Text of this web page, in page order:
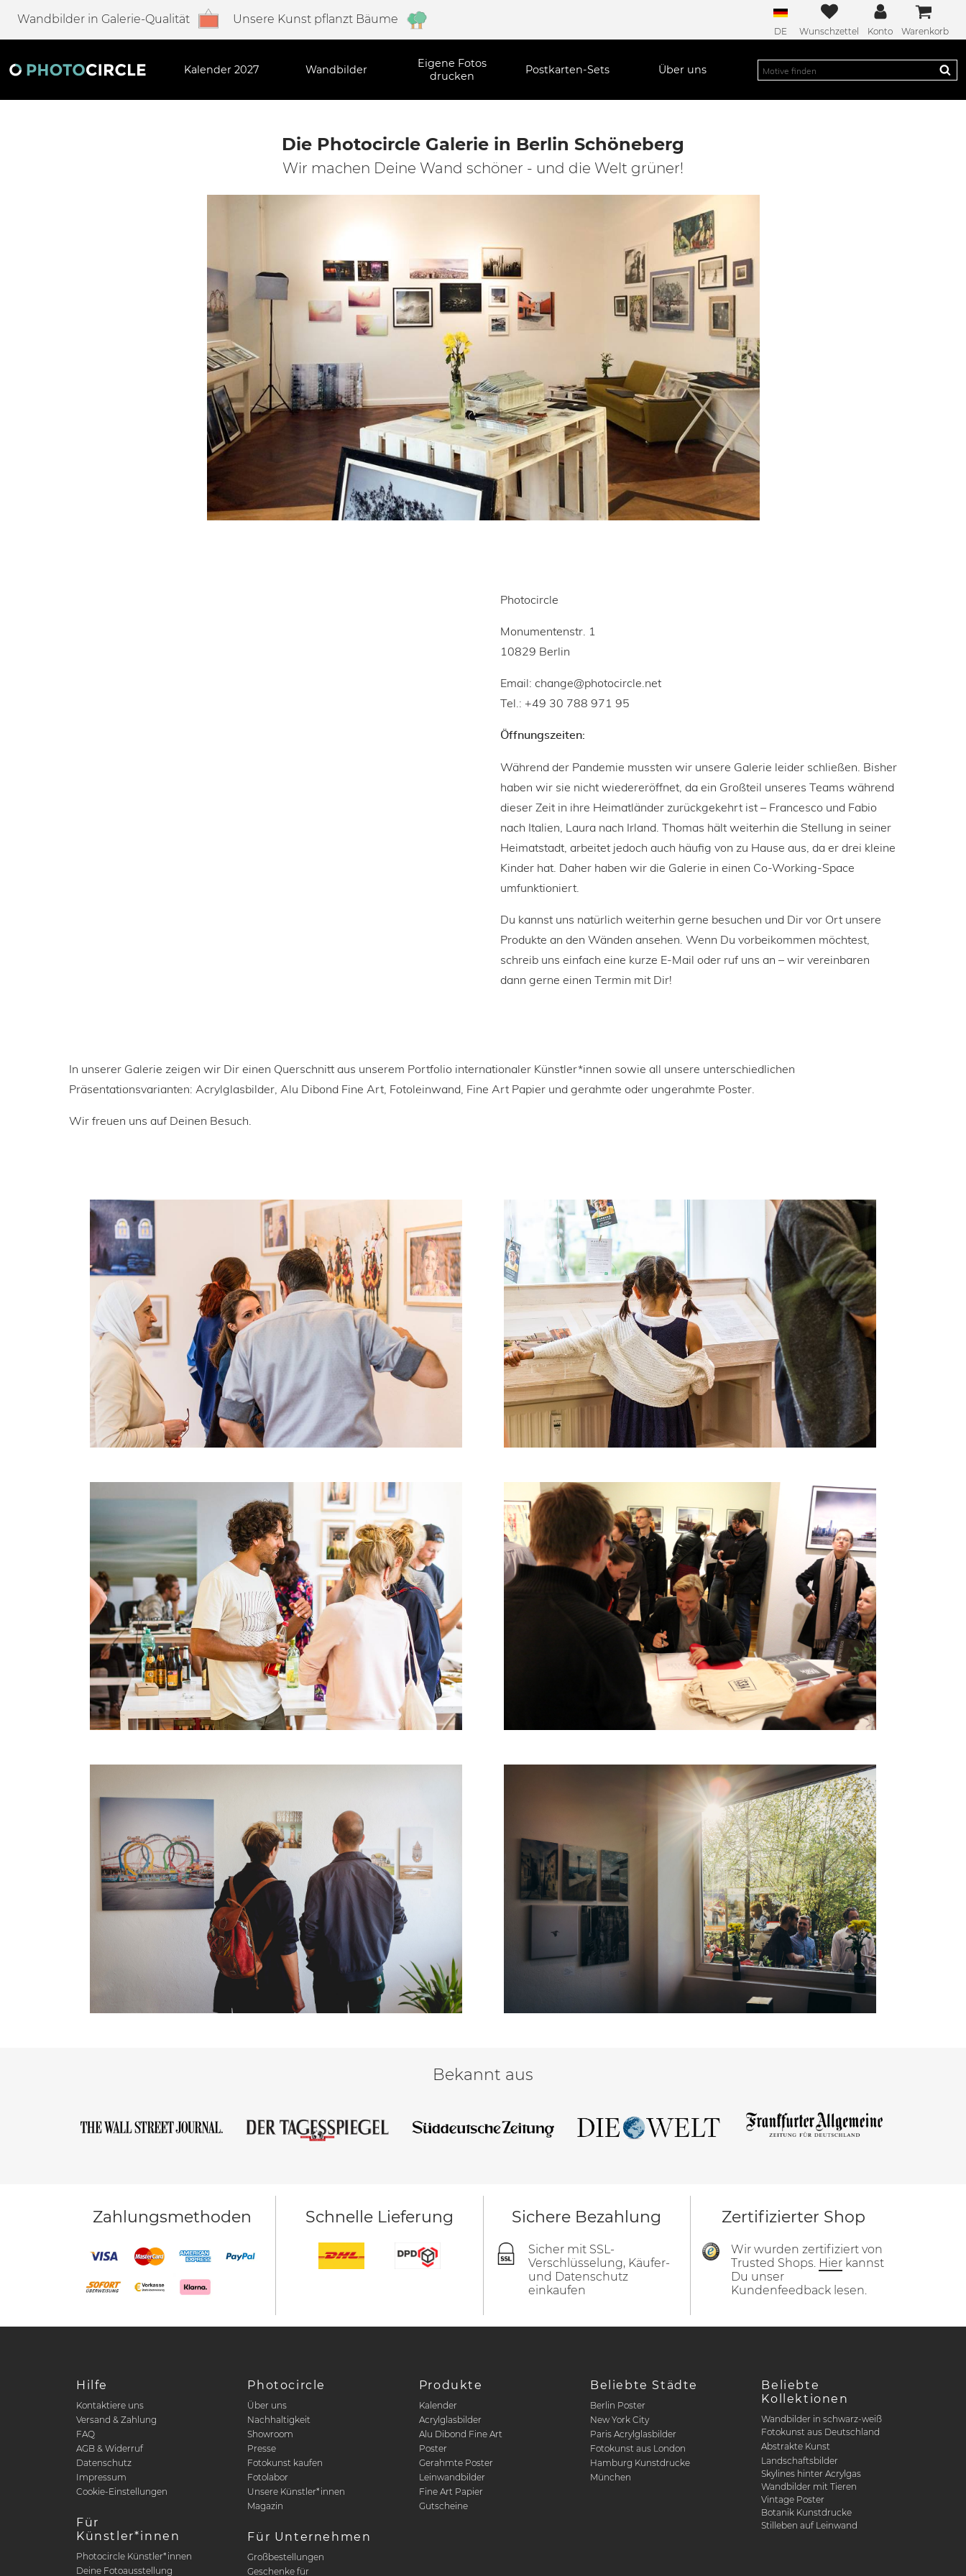
Wandbilder in Galerie-Qualität Unsere Kunst pflanzt Bäume
DE Wunschzettel Konto Warenkorb
Kalender 2027 Wandbilder
Eigene Fotos
drucken
Postkarten-Sets Über uns
Die Photocircle Galerie in Berlin Schöneberg
Wir machen Deine Wand schöner - und die Welt grüner!
Photocircle
Monumentenstr. 1
10829 Berlin
Email: change@photocircle.net
Tel.: +49 30 788 971 95
Öffnungszeiten:
Während der Pandemie mussten wir unsere Galerie leider schließen. Bisher
haben wir sie nicht wiedereröffnet, da ein Großteil unseres Teams während
dieser Zeit in ihre Heimatländer zurückgekehrt ist – Francesco und Fabio
nach Italien, Laura nach Irland. Thomas hält weiterhin die Stellung in seiner
Heimatstadt, arbeitet jedoch auch häufig von zu Hause aus, da er drei kleine
Kinder hat. Daher haben wir die Galerie in einen Co-Working-Space
umfunktioniert.
Du kannst uns natürlich weiterhin gerne besuchen und Dir vor Ort unsere
Produkte an den Wänden ansehen. Wenn Du vorbeikommen möchtest,
schreib uns einfach eine kurze E-Mail oder ruf uns an – wir vereinbaren
dann gerne einen Termin mit Dir!
In unserer Galerie zeigen wir Dir einen Querschnitt aus unserem Portfolio internationaler Künstler*innen sowie all unsere unterschiedlichen
Präsentationsvarianten: Acrylglasbilder, Alu Dibond Fine Art, Fotoleinwand, Fine Art Papier und gerahmte oder ungerahmte Poster.
Wir freuen uns auf Deinen Besuch.
Bekannt aus
Zahlungsmethoden Schnelle Lieferung Sichere Bezahlung
Sicher mit SSL-
Verschlüsselung, Käufer-
und Datenschutz
einkaufen
Zertifizierter Shop
Wir wurden zertifiziert von
Trusted Shops. Hier kannst
Du unser
Kundenfeedback lesen.
Hilfe
Kontaktiere uns
Versand & Zahlung
FAQ
AGB & Widerruf
Datenschutz
Impressum
Cookie-Einstellungen
Für
Künstler*innen
Photocircle Künstler*innen
Deine Fotoausstellung
Photocircle
Über uns
Nachhaltigkeit
Showroom
Presse
Fotokunst kaufen
Fotolabor
Unsere Künstler*innen
Magazin
Für Unternehmen
Großbestellungen
Geschenke für
Produkte
Kalender
Acrylglasbilder
Alu Dibond Fine Art
Poster
Gerahmte Poster
Leinwandbilder
Fine Art Papier
Gutscheine
Beliebte Städte
Berlin Poster
New York City
Paris Acrylglasbilder
Fotokunst aus London
Hamburg Kunstdrucke
München
Beliebte
Kollektionen
Wandbilder in schwarz-weiß
Fotokunst aus Deutschland
Abstrakte Kunst
Landschaftsbilder
Skylines hinter Acrylgas
Wandbilder mit Tieren
Vintage Poster
Botanik Kunstdrucke
Stilleben auf Leinwand